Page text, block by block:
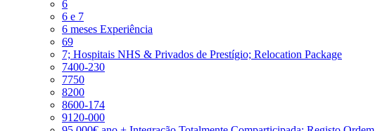
6
6 e 7
6 meses Experiência
69
7; Hospitais NHS & Privados de Prestígio; Relocation Package
7400-230
7750
8200
8600-174
9120-000